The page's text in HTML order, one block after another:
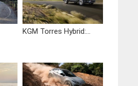
KGM Torres Hybrid:...